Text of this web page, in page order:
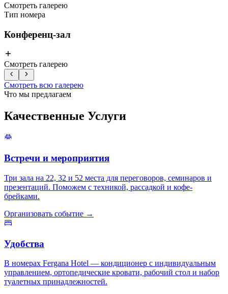
Смотреть галерею
Тип номера
Конференц-зал
Смотреть галерею
Смотреть всю галерею
Что мы предлагаем
Качественные Услуги
Встречи и мероприятия
Три зала на 22, 32 и 52 места для переговоров, семинаров и
презентаций. Поможем с техникой, рассадкой и кофе-
брейками.
Организовать событие →
Удобства
В номерах Fergana Hotel — кондиционер с индивидуальным
управлением, ортопедические кровати, рабочий стол и набор
туалетных принадлежностей.